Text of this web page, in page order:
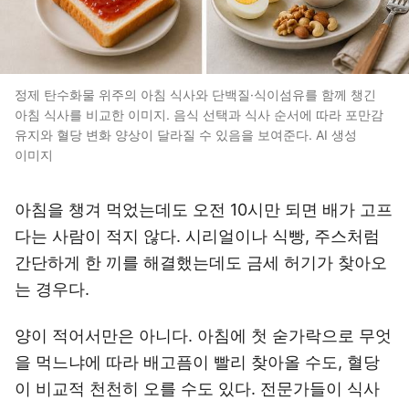
정제 탄수화물 위주의 아침 식사와 단백질·식이섬유를 함께 챙긴
아침 식사를 비교한 이미지. 음식 선택과 식사 순서에 따라 포만감
유지와 혈당 변화 양상이 달라질 수 있음을 보여준다. AI 생성
이미지
아침을 챙겨 먹었는데도 오전 10시만 되면 배가 고프
다는 사람이 적지 않다. 시리얼이나 식빵, 주스처럼
간단하게 한 끼를 해결했는데도 금세 허기가 찾아오
는 경우다.
양이 적어서만은 아니다. 아침에 첫 숟가락으로 무엇
을 먹느냐에 따라 배고픔이 빨리 찾아올 수도, 혈당
이 비교적 천천히 오를 수도 있다. 전문가들이 식사